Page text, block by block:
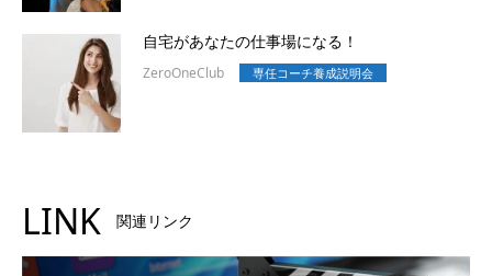
自宅があなたの仕事場になる！
ZeroOneClub 専任コーチ養成説明会
LINK 関連リンク